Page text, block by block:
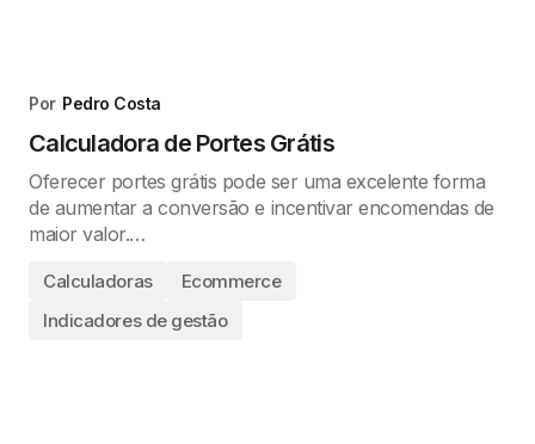
Por Pedro Costa
Calculadora de Portes Grátis
Oferecer portes grátis pode ser uma excelente forma
de aumentar a conversão e incentivar encomendas de
maior valor.…
Calculadoras
Ecommerce
Indicadores de gestão